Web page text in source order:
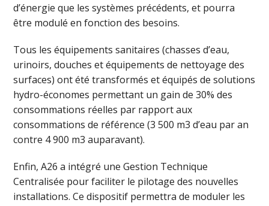
d’énergie que les systèmes précédents, et pourra
être modulé en fonction des besoins.
Tous les équipements sanitaires (chasses d’eau,
urinoirs, douches et équipements de nettoyage des
surfaces) ont été transformés et équipés de solutions
hydro-économes permettant un gain de 30% des
consommations réelles par rapport aux
consommations de référence (3 500 m3 d’eau par an
contre 4 900 m3 auparavant).
Enfin, A26 a intégré une Gestion Technique
Centralisée pour faciliter le pilotage des nouvelles
installations. Ce dispositif permettra de moduler les